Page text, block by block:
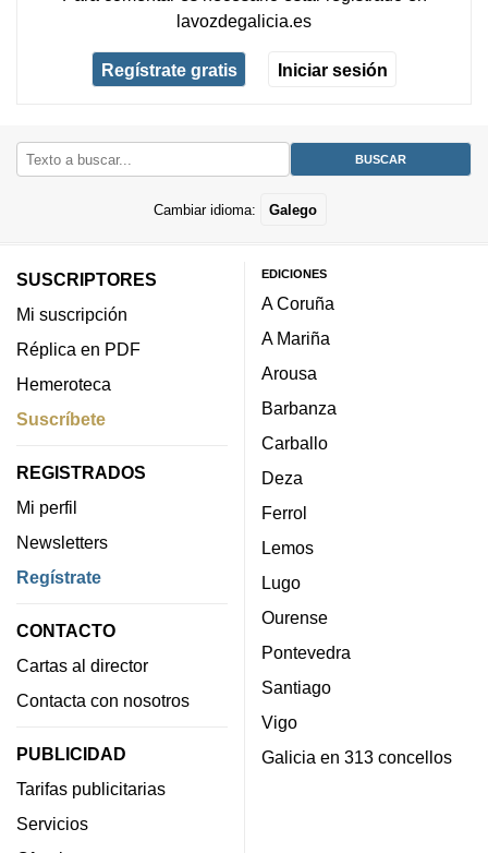
lavozdegalicia.es
Regístrate gratis Iniciar sesión
Cambiar idioma: Galego
SUSCRIPTORES
Mi suscripción
Réplica en PDF
Hemeroteca
Suscríbete
REGISTRADOS
Mi perfil
Newsletters
Regístrate
CONTACTO
Cartas al director
Contacta con nosotros
PUBLICIDAD
Tarifas publicitarias
Servicios
EDICIONES
A Coruña
A Mariña
Arousa
Barbanza
Carballo
Deza
Ferrol
Lemos
Lugo
Ourense
Pontevedra
Santiago
Vigo
Galicia en 313 concellos